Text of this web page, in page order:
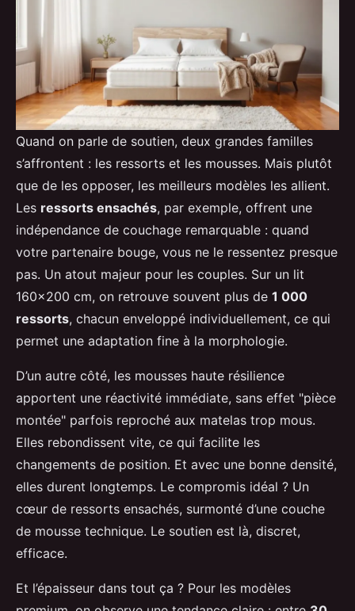
Quand on parle de soutien, deux grandes familles
s’affrontent : les ressorts et les mousses. Mais plutôt
que de les opposer, les meilleurs modèles les allient.
Les ressorts ensachés, par exemple, offrent une
indépendance de couchage remarquable : quand
votre partenaire bouge, vous ne le ressentez presque
pas. Un atout majeur pour les couples. Sur un lit
160x200 cm, on retrouve souvent plus de 1 000
ressorts, chacun enveloppé individuellement, ce qui
permet une adaptation fine à la morphologie.
D’un autre côté, les mousses haute résilience
apportent une réactivité immédiate, sans effet "pièce
montée" parfois reproché aux matelas trop mous.
Elles rebondissent vite, ce qui facilite les
changements de position. Et avec une bonne densité,
elles durent longtemps. Le compromis idéal ? Un
cœur de ressorts ensachés, surmonté d’une couche
de mousse technique. Le soutien est là, discret,
efficace.
Et l’épaisseur dans tout ça ? Pour les modèles